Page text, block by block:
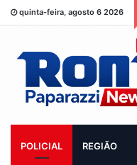
quinta-feira, agosto 6 2026
POLICIAL REGIÃO